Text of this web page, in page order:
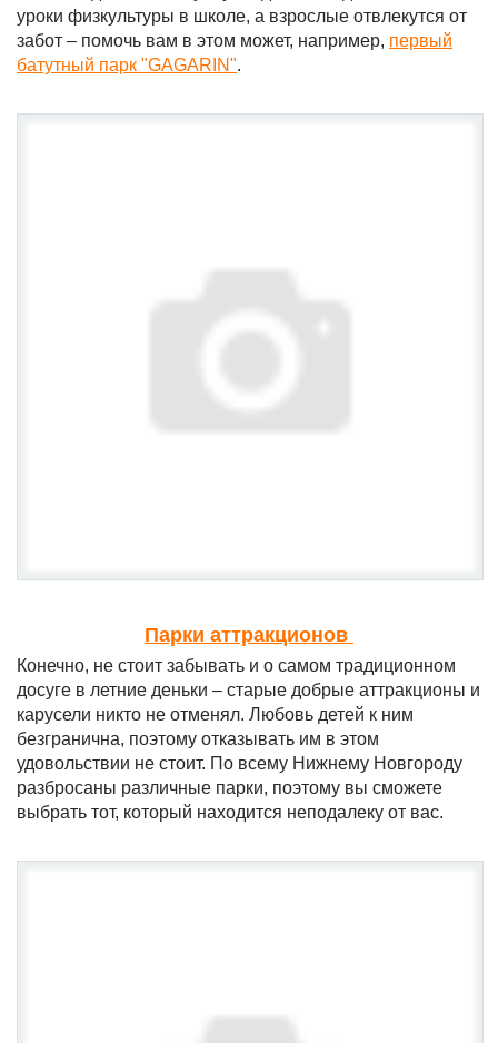
уроки физкультуры в школе, а взрослые отвлекутся от
забот – помочь вам в этом может, например, первый
батутный парк "GAGARIN".
Парки аттракционов
Конечно, не стоит забывать и о самом традиционном
досуге в летние деньки – старые добрые аттракционы и
карусели никто не отменял. Любовь детей к ним
безгранична, поэтому отказывать им в этом
удовольствии не стоит. По всему Нижнему Новгороду
разбросаны различные парки, поэтому вы сможете
выбрать тот, который находится неподалеку от вас.